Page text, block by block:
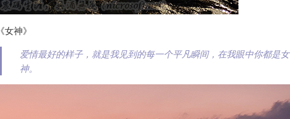
《女神》
爱情最好的样子，就是我见到的每一个平凡瞬间，在我眼中你都是女
神。